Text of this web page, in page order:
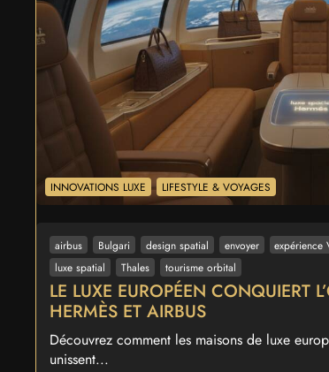
INNOVATIONS LUXE LIFESTYLE & VOYAGES
airbus Bulgari design spatial envoyer expérience
luxe spatial
Thales tourisme orbital
LE LUXE EUROPÉEN CONQUIERT
HERMÈS ET AIRBUS
Découvrez comment les maisons de luxe
unissent...